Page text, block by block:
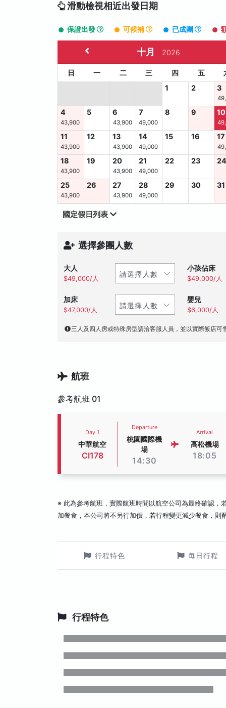
滑動檢視相近出發日期
保證出發 可候補 已成團
十月 2026
日 一 二 三 四 五
1
2 3
4
43,900
5 6
43,900
7
49,000
8 9 10
11
43,900
12 13
43,900
14
49,000
15 16 17
18
43,900
19 20
43,900
21
49,000
22 23
25
43,900
26 27
43,900
28
49,000
29 30 31
國定假日列表
選擇參團人數
大人
$49,000/人
小孩佔床
$49,000/人
加床
$47,000/人
嬰兒
$6,000/人
三人及四人房或特殊房型請洽客服人員，並以實際飯店可
航班
參考航班 01
Day 1
中華航空
CI178
Departure
桃園國際機
場
14:30
Arrival
高松機場
18:05
※ 此為參考航班，實際航班時間以航空公司為最終確認，
加餐食，本公司將不另行加價，若行程變更減少餐食，則
行程特色 每日行程
行程特色